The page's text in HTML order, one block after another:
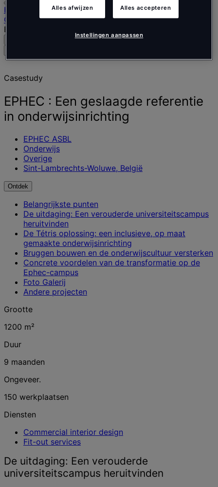
Homepage
Onze werkzaamheden
EPHEC : Een geslaagde referentie in onderwijsinrichting
naar
plaatsen,
en
inzichten
Casestudy
EPHEC : Een geslaagde referentie
in onderwijsinrichting
EPHEC ASBL
Onderwijs
Overige
Sint-Lambrechts-Woluwe, België
Ontdek
Belangrijkste punten
De uitdaging: Een verouderde universiteitscampus
heruitvinden
De Tétris oplossing: een inclusieve, op maat
gemaakte onderwijsinrichting
Bruggen bouwen en de onderwijscultuur versterken
Concrete voordelen van de transformatie op de
Ephec-campus
Foto Galerij
Andere projecten
Grootte
1200 m²
Duur
9 maanden
Ongeveer.
150 werkplaatsen
Diensten
Commercial interior design
Fit-out services
De uitdaging: Een verouderde
universiteitscampus heruitvinden
Alles afwijzen Alles accepteren
Instellingen aanpassen